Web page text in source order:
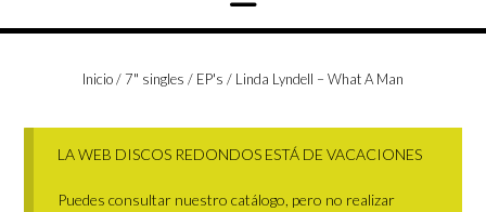
Inicio/ 7" singles / EP's / Linda Lyndell – What A Man
LA WEB DISCOS REDONDOS ESTÁ DE VACACIONES
Puedes consultar nuestro catálogo, pero no realizar